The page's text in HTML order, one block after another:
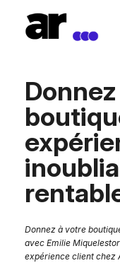
Donnez à votre
avec Emilie
expérience client chez